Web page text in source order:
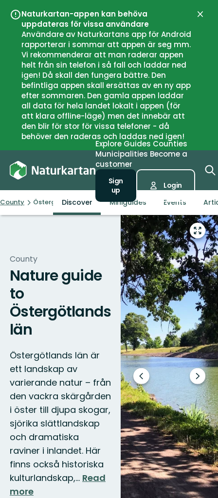
Naturkartan-appen kan behöva
uppdateras för vissa användare
Användare av Naturkartans app för Android
rapporterar i sommar att appen är seg mm.
Vi rekommenderar att man raderar appen
helt från sin telefon i så fall och laddar ned
igen! Då skall den fungera bättre. Den
befintliga appen skall ersättas av en ny app
efter sommaren. Den gamla appen laddar
all data för hela landet lokalt i appen (för
att klara offline-läge) men det innebär att
den blir för stor för vissa telefoner - då
behöver den raderas och laddas ned igen!
Close
Explore Guides Counties
Municipalities Become a
customer
Sign
up
Login
County Östergötlands län
Discover Miniguides Events
County
Nature guide
to
Östergötlands
län
Östergötlands län är
ett landskap av
varierande natur – från
den vackra skärgården
i öster till djupa skogar,
sjörika slättlandskap
och dramatiska
raviner i inlandet. Här
finns också historiska
kulturlandskap,… Read
more
Enter
Previous
slide
Next
slide